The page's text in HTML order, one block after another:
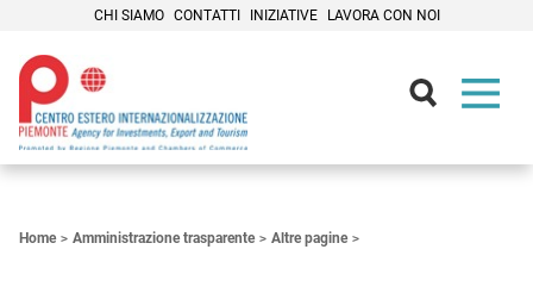
CHI SIAMO CONTATTI INIZIATIVE LAVORA CON NOI
Home Amministrazione trasparente Altre pagine